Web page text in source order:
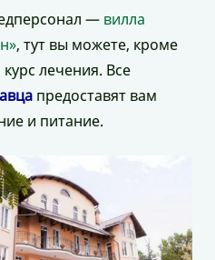
— вилла
, тут вы можете, кроме
лечения. Все
предоставят вам
и питание.